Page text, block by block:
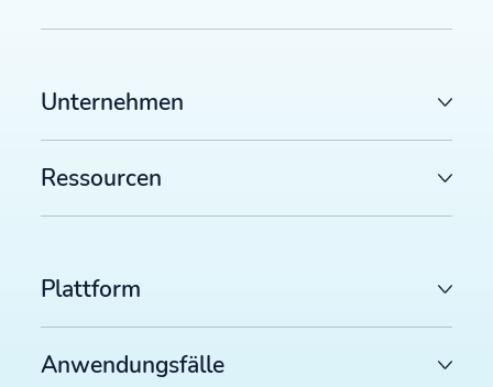
Unternehmen
Ressourcen
Plattform
Anwendungsfälle